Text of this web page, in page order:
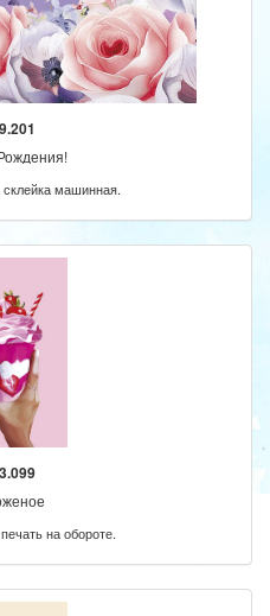
машинная.
на обороте.